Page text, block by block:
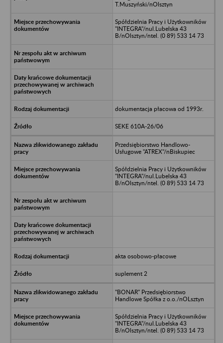
T.Muszyński/nOlsztyn
Spółdzielnia Pracy i Użytkowników
"INTEGRA"/nul.Lubelska 43
B/nOlsztyn/ntel. (0 89) 533 14 73
dokumentacja płacowa od 1993r.
SEKE 610A-26/06
Przedsiębiorstwo Handlowo-
Usługowe "ATREX"/nBiskupiec
Spółdzielnia Pracy i Użytkowników
"INTEGRA"/nul.Lubelska 43
B/nOlsztyn/ntel. (0 89) 533 14 73
akta osobowo-płacowe
suplement 2
"BONAR" Przedsiębiorstwo
Handlowe Spółka z o.o./nOLsztyn
Spółdzielnia Pracy i Użytkowników
"INTEGRA"/nul.Lubelska 43
B/nOlsztyn/ntel. (0 89) 533 14 73